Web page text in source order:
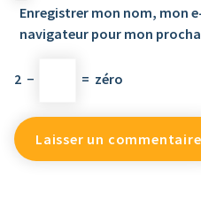
Enregistrer mon nom, mon
navigateur pour mon
2 − = zéro